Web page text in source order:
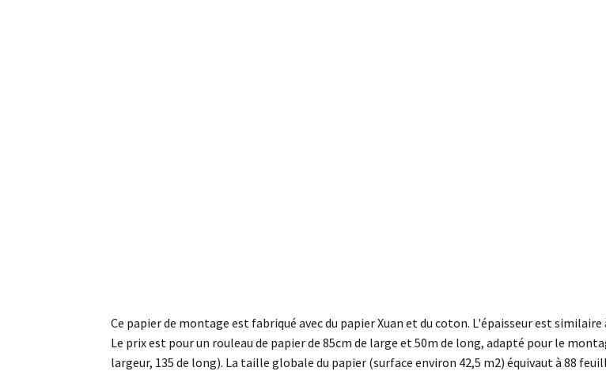
Ce papier de montage est fabriqué avec du papier Xuan et du coton. L'épaisseur est
Le prix est pour un rouleau de papier de 85cm de large et 50m de long, adapté pour le
largeur, 135 de long). La taille globale du papier (surface environ 42,5 m2) équivaut à 88